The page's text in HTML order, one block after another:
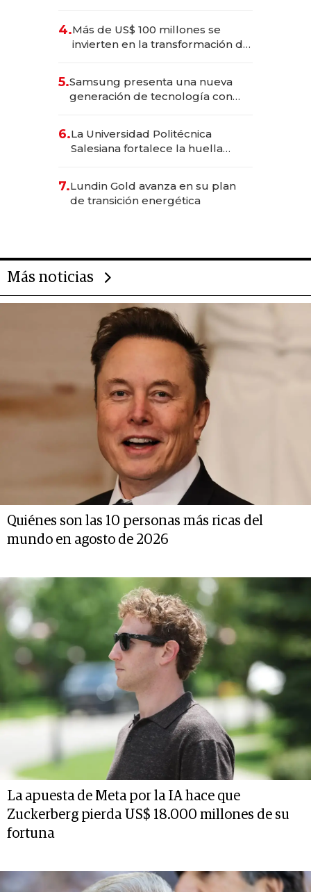
4.Más de US$ 100 millones se
invierten en la transformación de
5.Samsung presenta una nueva
generación de tecnología con
6.La Universidad Politécnica
Salesiana fortalece la huella
7.Lundin Gold avanza en su plan
de transición energética
Más noticias
Quiénes son las 10 personas más ricas del
mundo en agosto de 2026
La apuesta de Meta por la IA hace que
Zuckerberg pierda US$ 18.000 millones de su
fortuna